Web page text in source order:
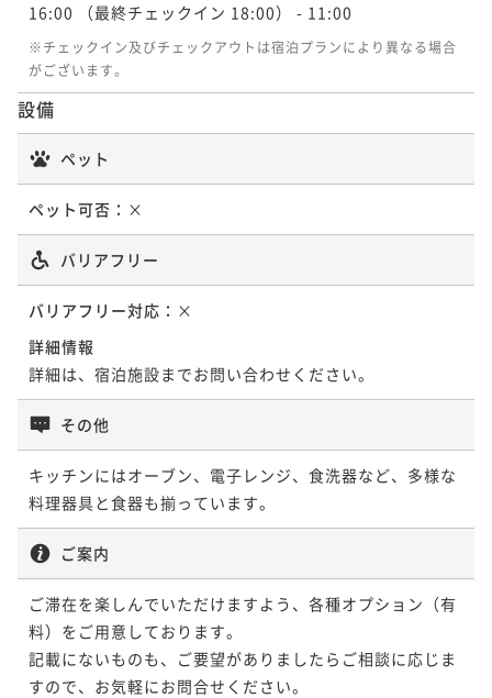
16:00 （最終チェックイン 18:00） - 11:00
※チェックイン及びチェックアウトは宿泊プランにより異なる場合
がございます。
設備
ペット
ペット可否： ×
バリアフリー
バリアフリー対応： ×
詳細情報
詳細は、宿泊施設までお問い合わせください。
その他
キッチンにはオーブン、電子レンジ、食洗器など、多様な
料理器具と食器も揃っています。
ご案内
ご滞在を楽しんでいただけますよう、各種オプション（有
料）をご用意しております。
記載にないものも、ご要望がありましたらご相談に応じま
すので、お気軽にお問合せください。